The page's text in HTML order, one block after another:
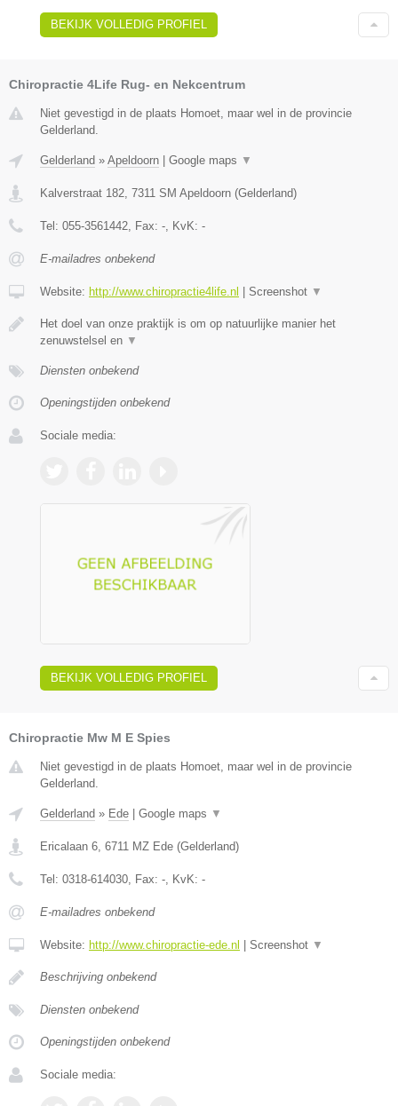
BEKIJK VOLLEDIG PROFIEL
Chiropractie 4Life Rug- en Nekcentrum
Niet gevestigd in de plaats Homoet, maar wel in de provincie
Gelderland.
Gelderland » Apeldoorn Google maps ▼
Kalverstraat 182 7311 SM Apeldoorn (Gelderland)
Tel: 055-3561442 , Fax: - , KvK: -
E-mailadres onbekend
Website: http://www.chiropractie4life.nl Screenshot ▼
Het doel van onze praktijk is om op natuurlijke manier het
zenuwstelsel en ▼
Diensten onbekend
Openingstijden onbekend
Sociale media:
BEKIJK VOLLEDIG PROFIEL
Chiropractie Mw M E Spies
Niet gevestigd in de plaats Homoet, maar wel in de provincie
Gelderland.
Gelderland » Ede | Google maps ▼
Ericalaan 6 6711 MZ Ede (Gelderland)
Tel: 0318-614030 , Fax: - , KvK: -
E-mailadres onbekend
Website: http://www.chiropractie-ede.nl | Screenshot ▼
Beschrijving onbekend
Diensten onbekend
Openingstijden onbekend
Sociale media: